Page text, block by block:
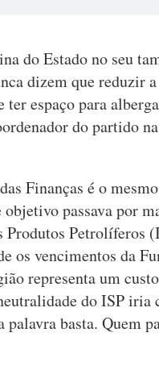
do Estado no seu
dizem que reduzir a
espaço para
do partido
Finanças é o
passava por
Petrolíferos
os vencimentos da
representa um custo
do ISP iria
basta. Quem